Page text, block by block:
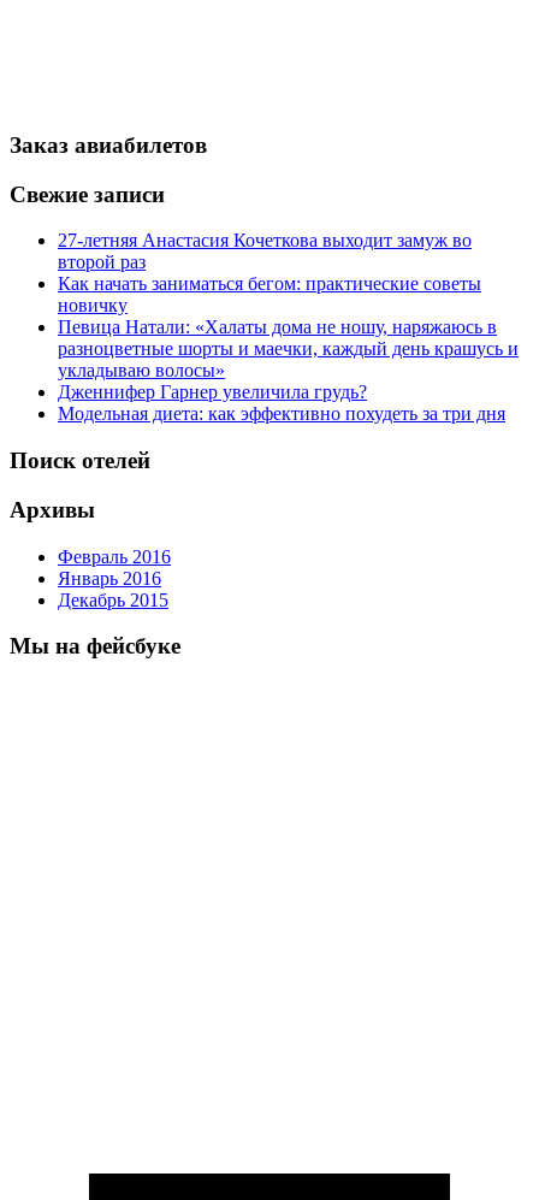
Заказ авиабилетов
Свежие записи
27-летняя Анастасия Кочеткова выходит замуж во
второй раз
Как начать заниматься бегом: практические советы
новичку
Певица Натали: «Халаты дома не ношу, наряжаюсь в
разноцветные шорты и маечки, каждый день крашусь и
укладываю волосы»
Дженнифер Гарнер увеличила грудь?
Модельная диета: как эффективно похудеть за три дня
Поиск отелей
Архивы
Февраль 2016
Январь 2016
Декабрь 2015
Мы на фейсбуке